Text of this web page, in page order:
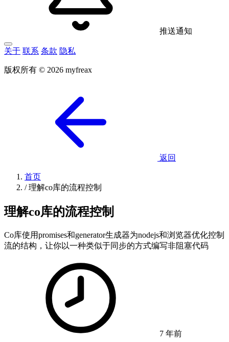
推送通知
关于 联系 条款 隐私
版权所有 © 2026 myfreax
返回
首页
/ 理解co库的流程控制
理解co库的流程控制
Co库使用promises和generator生成器为nodejs和浏览器优化控制
流的结构，让你以一种类似于同步的方式编写非阻塞代码
7 年前